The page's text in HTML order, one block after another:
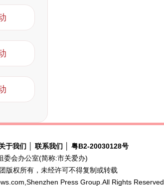
于我们 联系我们
粤B2-20030128号
委会办公室(简称:市关爱办)
版权所有，未经许可不得复制或转载
Press Group.All Rights Reserved.